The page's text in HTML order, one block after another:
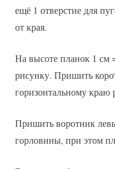
ещё 1 отверстие для
от края.
На высоте планок 1 см
рисунку. Пришить
горизонтальному краю
Пришить воротник
горловины, при этом